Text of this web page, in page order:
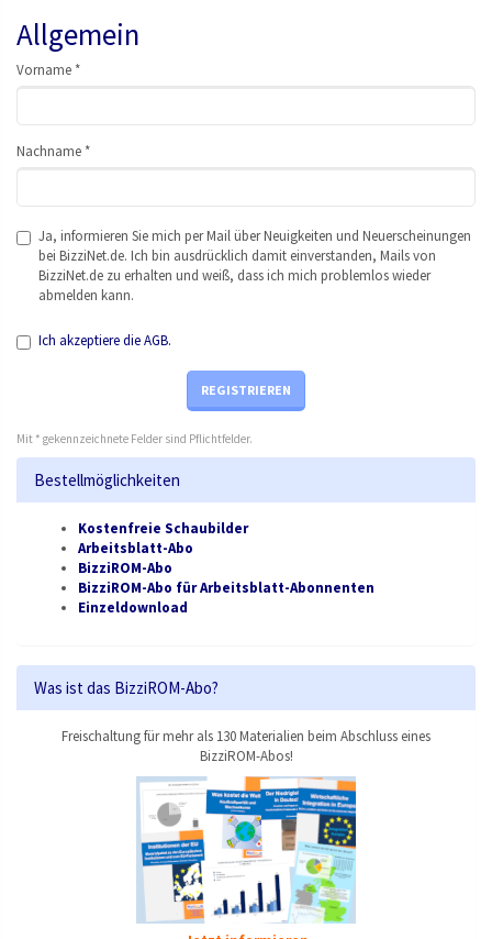
Allgemein
Vorname *
Nachname *
Ja, informieren Sie mich per Mail über Neuigkeiten und Neuerscheinungen
bei BizziNet.de. Ich bin ausdrücklich damit einverstanden, Mails von
BizziNet.de zu erhalten und weiß, dass ich mich problemlos wieder
abmelden kann.
Ich akzeptiere die AGB.
REGISTRIEREN
Mit * gekennzeichnete Felder sind Pflichtfelder.
Bestellmöglichkeiten
Kostenfreie Schaubilder
Arbeitsblatt-Abo
BizziROM-Abo
BizziROM-Abo für Arbeitsblatt-Abonnenten
Einzeldownload
Was ist das BizziROM-Abo?
Freischaltung für mehr als 130 Materialien beim Abschluss eines
BizziROM-Abos!